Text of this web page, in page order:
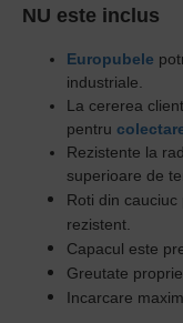
NU este inclus
Europubele
industriale.
La cererea
pentru
Rezistente la
superioare de
Roti din
rezistent.
Capacul este
Greutate proprie
Incarcare